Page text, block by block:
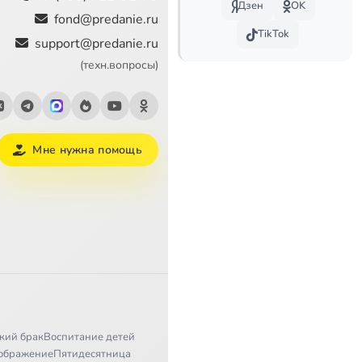
14:57
11:52
8:51
5:06
fond@predanie.ru
support@predanie.ru
(техн.вопросы)
Мне нужна помощь
бракВоспитание детей
Пятидесятница
Дзен
OK
TikTok